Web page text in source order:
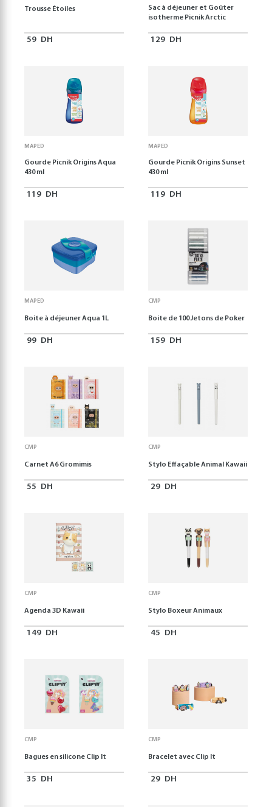
Trousse Étoiles
59 DH
Sac à déjeuner et Goûter
isotherme Picnik Arctic
129 DH
MAPED
Gourde Picnik Origins Aqua
430 ml
119 DH
MAPED
Gourde Picnik Origins Sunset
430 ml
119 DH
MAPED
Boite à déjeuner Aqua 1L
99 DH
CMP
Boite de 100 Jetons de Poker
159 DH
CMP
Carnet A6 Gromimis
55 DH
CMP
Stylo Effaçable Animal Kawaii
29 DH
CMP
Agenda 3D Kawaii
149 DH
CMP
Stylo Boxeur Animaux
45 DH
CMP
Bagues en silicone Clip It
35 DH
CMP
Bracelet avec Clip It
29 DH